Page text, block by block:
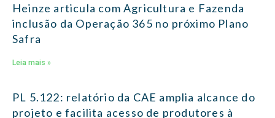
Heinze articula com Agricultura e Fazenda
inclusão da Operação 365 no próximo Plano
Safra
Leia mais »
PL 5.122: relatório da CAE amplia alcance do
projeto e facilita acesso de produtores à